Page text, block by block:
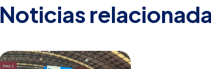
Noticias